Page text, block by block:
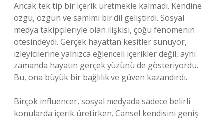
Ancak tek tip bir içerik üretmekle kalmadı. Kendine
özgü, özgün ve samimi bir dil geliştirdi. Sosyal
medya takipçileriyle olan ilişkisi, çoğu fenomenin
ötesindeydi. Gerçek hayattan kesitler sunuyor,
izleyicilerine yalnızca eğlenceli içerikler değil, aynı
zamanda hayatın gerçek yüzünü de gösteriyordu.
Bu, ona büyük bir bağlılık ve güven kazandırdı.
Birçok influencer, sosyal medyada sadece belirli
konularda içerik üretirken, Cansel kendisini geniş